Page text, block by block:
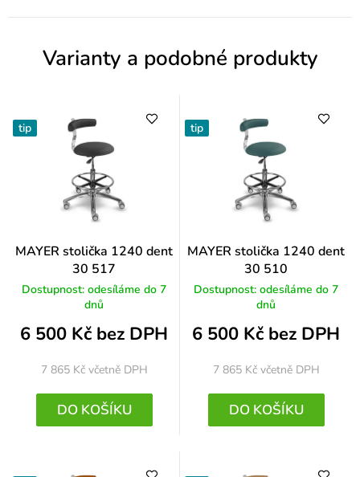
e
Varianty a podobné produkty
tip
MAYER stolička 1240 dent
30 517
Dostupnost: odesíláme do 7
dnů
6 500 Kč bez DPH
7 865 Kč včetně DPH
DO KOŠÍKU
tip
MAYER stolička 1240 dent
30 510
Dostupnost: odesíláme do 7
dnů
6 500 Kč bez DPH
7 865 Kč včetně DPH
DO KOŠÍKU